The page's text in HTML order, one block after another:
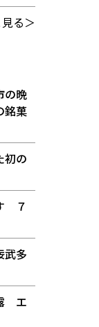
る＞
の晩
銘菓
初の
７
武多
エ